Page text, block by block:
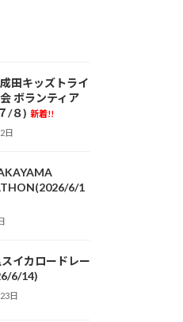
田キッズトライ
ボランティア
/８) 新着!!
日
6/1
イカロードレー
6/14)
日